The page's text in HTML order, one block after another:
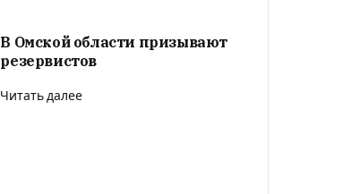
В Омской области призывают
резервистов
Читать далее